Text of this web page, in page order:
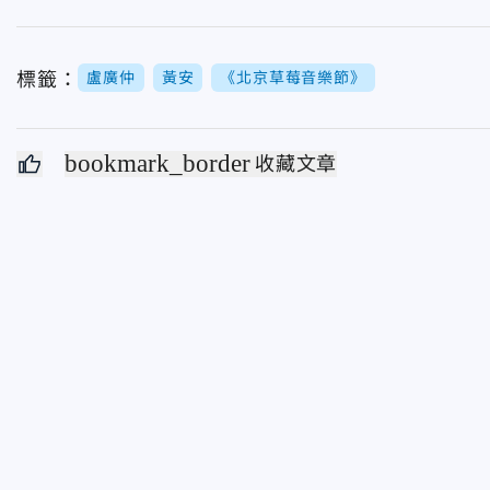
標籤： 盧廣仲 黃安 《北京草莓音樂節》
bookmark_border 收藏文章